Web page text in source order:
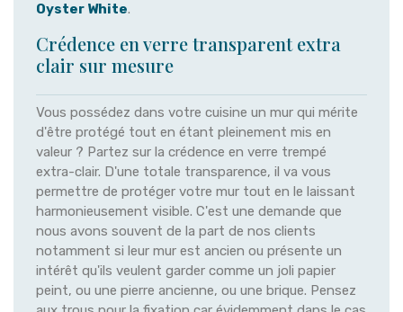
Oyster White.
Crédence en verre transparent extra
clair sur mesure
Vous possédez dans votre cuisine un mur qui mérite
d'être protégé tout en étant pleinement mis en
valeur ? Partez sur la crédence en verre trempé
extra-clair. D'une totale transparence, il va vous
permettre de protéger votre mur tout en le laissant
harmonieusement visible. C'est une demande que
nous avons souvent de la part de nos clients
notamment si leur mur est ancien ou présente un
intérêt qu'ils veulent garder comme un joli papier
peint, ou une pierre ancienne, ou une brique. Pensez